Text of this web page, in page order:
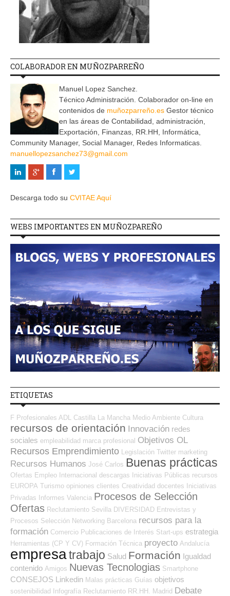
COLABORADOR EN MUÑOZPARREÑO
Manuel Lopez Sanchez.
Técnico Administración. Colaborador on-line en
contenidos de muñozparreño.es Gestor técnico
en las áreas de Contabilidad, administración,
Exportación, Finanzas, RR.HH, Informática,
Community Manager, Social Manager, Redes Informaticas.
manuellopezsanchez73@gmail.com
Descarga todo su CVITAE Aquí
WEBS IMPORTANTES EN MUÑOZPAREÑO
ETIQUETAS
F Profesionales ADL Castilla La Mancha Medio Ambiente Cultura
recursos de orientación Innovación redes
sociales empleabilidad marca profesional Objetivos OL
Recursos Emprendimiento Legislación Twitter marketing
Recursos Humanos José Carlos Buenas prácticas
Ofertas Empleo Internacional descargas Iniciativas Públicas recursos
EUROPA Turismo opiniones clientes Creatividad docentes Iniciativas
Privadas Informes Valencia Procesos de Selección
Ofertas Reclutamiento Sevilla DIVERSIDAD Entrevistas y
Procesos Selección Networking Barcelona recursos para la
formación Comercio Publicaciones de Interés Start-ups estrategia
Herramientas (CP Y CV) Formación Técnica proyecto Andalucía
empresatrabajo Salud Formación Igualdad
contenido Amigos Nuevas Tecnologias Smartphone
CONSEJOS Linkedin Malas prácticas Guías objetivos
sostenibilidad Infografía Reclutamiento RR.HH. Madrid Debate